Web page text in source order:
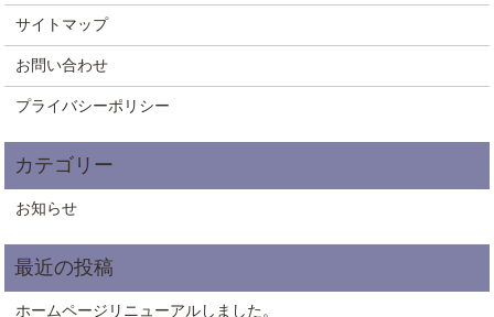
サイトマップ
お問い合わせ
プライバシーポリシー
お知らせ
ホームページリニューアルしました。